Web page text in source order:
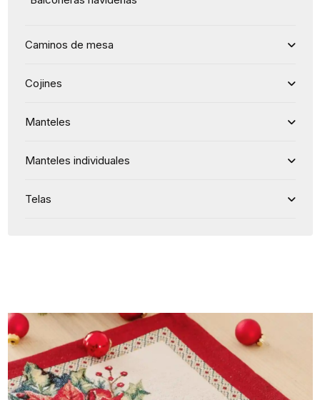
Caminos de mesa
Cojines
Manteles
Manteles individuales
Telas